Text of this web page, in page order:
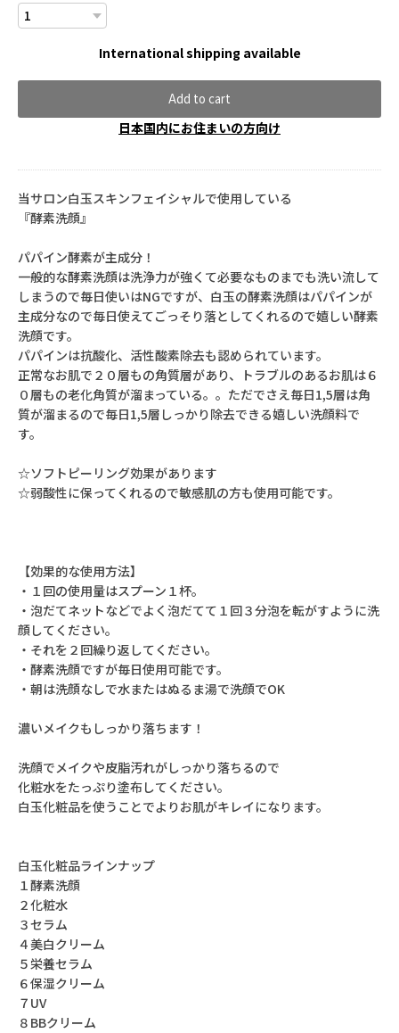
International shipping available
Add to cart
日本国内にお住まいの方向け
当サロン白玉スキンフェイシャルで使用している
『酵素洗顔』
パパイン酵素が主成分！
一般的な酵素洗顔は洗浄力が強くて必要なものまでも洗い流して
しまうので毎日使いはNGですが、白玉の酵素洗顔はパパインが
主成分なので毎日使えてごっそり落としてくれるので嬉しい酵素
洗顔です。
パパインは抗酸化、活性酸素除去も認められています。
正常なお肌で２０層もの角質層があり、トラブルのあるお肌は６
０層もの老化角質が溜まっている。。ただでさえ毎日1,5層は角
質が溜まるので毎日1,5層しっかり除去できる嬉しい洗顔料で
す。
☆ソフトピーリング効果があります
☆弱酸性に保ってくれるので敏感肌の方も使用可能です。
【効果的な使用方法】
・１回の使用量はスプーン１杯。
・泡だてネットなどでよく泡だてて１回３分泡を転がすように洗
顔してください。
・それを２回繰り返してください。
・酵素洗顔ですが毎日使用可能です。
・朝は洗顔なしで水またはぬるま湯で洗顔でOK
濃いメイクもしっかり落ちます！
洗顔でメイクや皮脂汚れがしっかり落ちるので
化粧水をたっぷり塗布してください。
白玉化粧品を使うことでよりお肌がキレイになります。
白玉化粧品ラインナップ
１酵素洗顔
２化粧水
３セラム
４美白クリーム
５栄養セラム
６保湿クリーム
７UV
８BBクリーム